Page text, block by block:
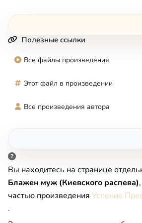
Полезные ссылки
Все файлы произведения
Этот файл в произведении
Все произведения автора
Вы находитесь на странице
Блажен муж (Киевского распева)
частью произведения Успение
.